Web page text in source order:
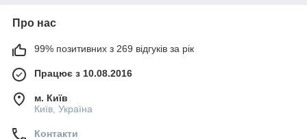
Про нас
99% позитивних з 269 відгуків за рік
Працює з 10.08.2016
м. Київ
Київ, Україна
Контакти